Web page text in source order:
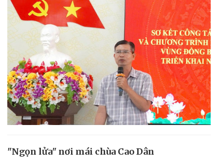
"Ngọn lửa" nơi mái chùa Cao Dân